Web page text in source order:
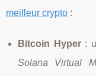
meilleur crypto :
Bitcoin Hyper:
Solana Virtual